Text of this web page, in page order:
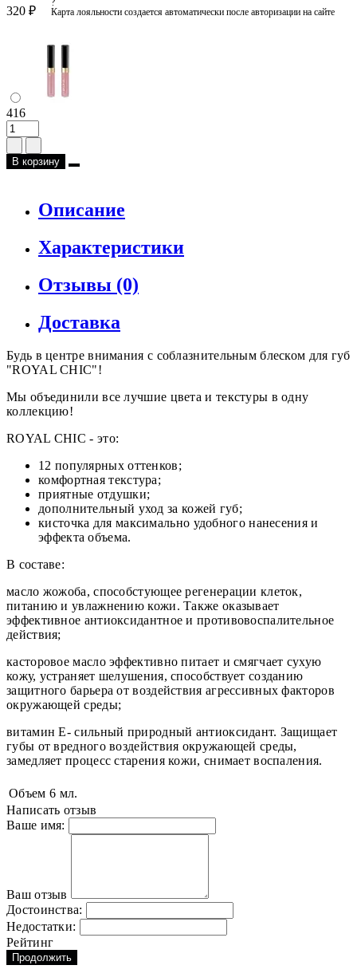
320 ₽
?
Карта лояльности создается автоматически после авторизации на сайте
416
В корзину
Описание
Характеристики
Отзывы (0)
Доставка
Будь в центре внимания с соблазнительным блеском для губ
"ROYAL CHIC"!
Мы объединили все лучшие цвета и текстуры в одну
коллекцию!
ROYAL CHIC - это:
12 популярных оттенков;
комфортная текстура;
приятные отдушки;
дополнительный уход за кожей губ;
кисточка для максимально удобного нанесения и
эффекта объема.
В составе:
масло жожоба, способстующее регенерации клеток,
питанию и увлажнению кожи. Также оказывает
эффективное антиоксидантное и противовоспалительное
действия;
касторовое масло эффективно питает и смягчает сухую
кожу, устраняет шелушения, способствует созданию
защитного барьера от воздействия агрессивных факторов
окружающей среды;
витамин Е- сильный природный антиоксидант. Защищает
губы от вредного воздействия окружающей среды,
замедляет процесс старения кожи, снимает воспаления.
Объем 6 мл.
Написать отзыв
Ваше имя:
Ваш отзыв
Достоинства:
Недостатки:
Рейтинг
Продолжить